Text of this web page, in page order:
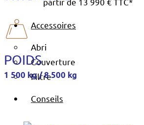
Accessoires
Abri
Couverture
Filtre
Conseils
POIDS
1 500 kg / 8 500 kg